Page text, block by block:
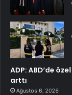
ADP: ABD’de
arttı
Ağustos 6, 2026